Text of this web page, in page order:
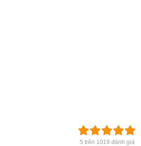
5 trên 1019 đánh giá